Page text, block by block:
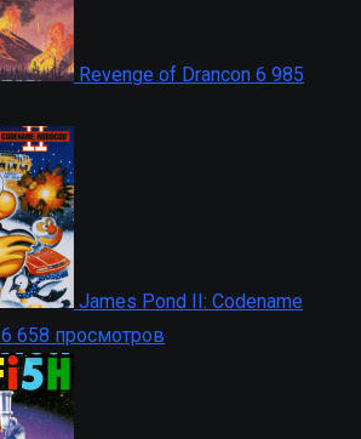
Revenge of Drancon 6 985
James Pond II: Codename
6 658 просмотров